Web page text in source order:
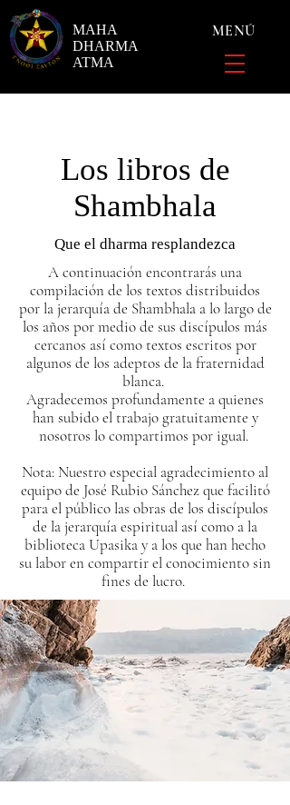
MAHA
DHARMA
ATMA
MENÚ
Los libros de
Shambhala
Que el dharma resplandezca
A continuación encontrarás una
compilación de los textos distribuidos
por la jerarquía de Shambhala a lo largo de
los años por medio de sus discípulos más
cercanos así como textos escritos por
algunos de los adeptos de la fraternidad
blanca.
Agradecemos profundamente a quienes
han subido el trabajo gratuitamente y
nosotros lo compartimos por igual.
Nota: Nuestro especial agradecimiento al
equipo de José Rubio Sánchez que facilitó
para el público las obras de los discípulos
de la jerarquía espiritual así como a la
biblioteca Upasika y a los que han hecho
su labor en compartir el conocimiento sin
fines de lucro.